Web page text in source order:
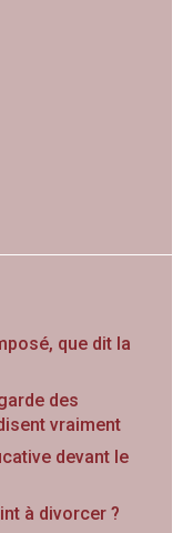
que dit la
des
vraiment
devant le
à divorcer ?